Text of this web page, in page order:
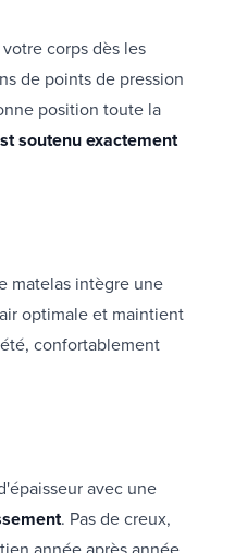
corps dès les
de points de pression
position toute la
soutenu exactement
matelas intègre une
optimale et maintient
confortablement
avec une
. Pas de creux,